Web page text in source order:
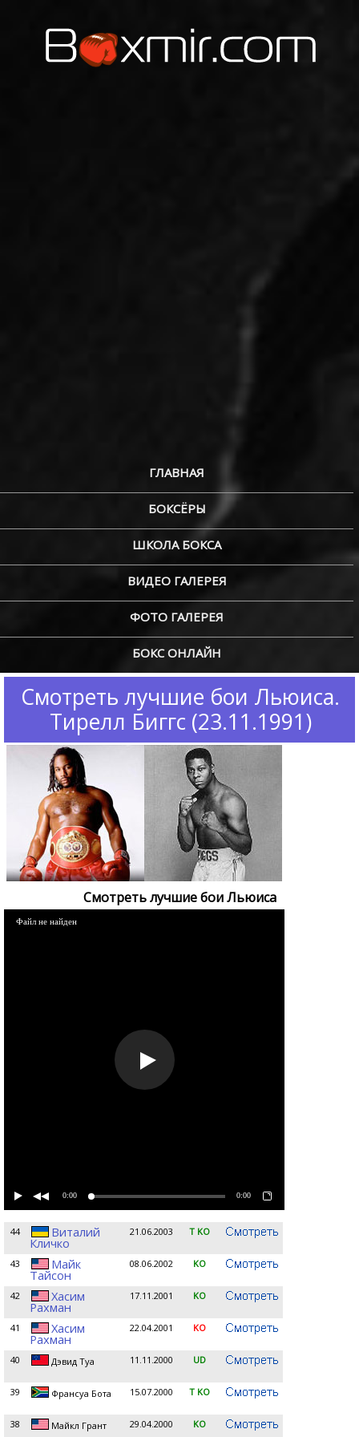
ГЛАВНАЯ
БОКСЁРЫ
ШКОЛА БОКСА
ВИДЕО ГАЛЕРЕЯ
ФОТО ГАЛЕРЕЯ
БОКС ОНЛАЙН
Смотреть лучшие бои Льюиса.
Тирелл Биггс (23.11.1991)
Смотреть лучшие бои Льюиса
Файл не найден
0:00 0:00
44 Виталий
Кличко
21.06.2003 T KO
43 Майк
Тайсон
08.06.2002 KO
42 Хасим
Рахман
17.11.2001 KO
41 Хасим
Рахман
22.04.2001 KO
40 Дэвид Туа 11.11.2000 UD
39 Франсуа Бота 15.07.2000 T KO
38 Майкл Грант 29.04.2000 KO